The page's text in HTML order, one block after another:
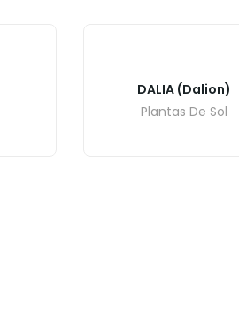
DALIA (Dalion)
Plantas De Sol